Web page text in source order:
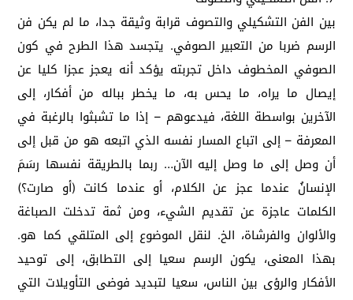
بين الفن التشكيلي والتصوف قرابة وثيقة جدا، ما لم يكن فن
الرسم ضربا من التعبير الصوفي. يتجسد هذا الطرح في كون
الصوفي المخطوف داخل تجربته يؤكد أنه يعجز عجزا كليا عن
إيصال ما يراه، ما يحس به، ما يخطر بباله من أفكار، إلى
الآخرين بواسطة اللغة، فيدعوهم – إذا ما تشبثوا بالرغبة في
المعرفة – إلى اتباع المسار نفسه الذي اتبعه هو من قبل إلى
أن وصل إلى ما وصل إليه الآن… ربما بالطريقة نفسها رسَمَ
الإنسانُ عندما عجز عن الكلام، أو عندما كانت (أو صارت؟)
الكلمات عاجزة عن تقديم الشيء، ومن ثمة تدخلت الصباغة
والألوان والفرشاة، الخ. لنقل الموضوع إلى المتلقي كما هو.
بهذا المعنى، يكون الرسم سعيا إلى التطابق، إلى توحيد
الأفكار والرؤى بين الناس، سعيا لتبديد فوضى التأويلات التي